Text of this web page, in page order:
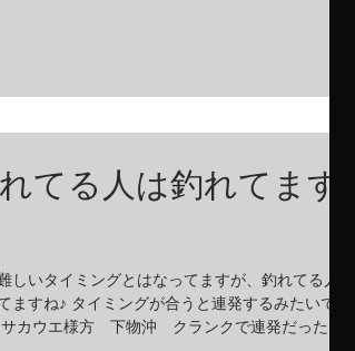
てる人は釣れてます
しいタイミングとはなってますが、釣れてる人は
ますね♪ タイミングが合うと連発するみたいで
カウエ様方 下物沖 クランクで連発だったそ